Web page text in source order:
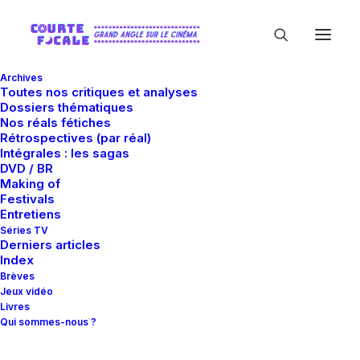
Archives
Toutes nos critiques et analyses
Dossiers thématiques
Nos réals fétiches
Rétrospectives (par réal)
Intégrales : les sagas
DVD / BR
Making of
Festivals
Entretiens
Séries TV
Derniers articles
Index
Brèves
Jeux vidéo
Livres
Qui sommes-nous ?